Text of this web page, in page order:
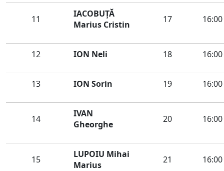
11
IACOBUȚĂ
Marius Cristin
17 16:00
12 ION Neli 18 16:00
13 ION Sorin 19 16:00
14
IVAN
Gheorghe
20 16:00
15
LUPOIU Mihai
Marius
21 16:00